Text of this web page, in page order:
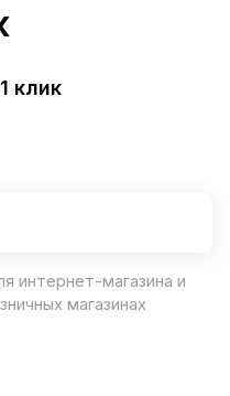
клик
интернет-магазина и
магазинах